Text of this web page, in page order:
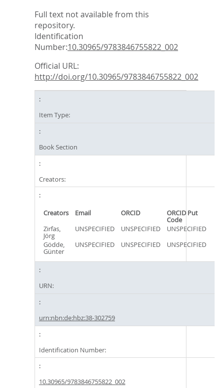
Full text not available from this
repository.
Identification
Number:10.30965/9783846755822_002
Official URL:
http://doi.org/10.30965/9783846755822_002
Item Type:
Book Section
Creators:
Creators Email ORCID ORCID Put
Code
Zirfas,
Jörg
UNSPECIFIED UNSPECIFIED
UNSPECIFIED
Gödde,
Günter
UNSPECIFIED UNSPECIFIED UNSPECIFIED
URN:
urn:nbn:de:hbz:38-302759
Identification Number:
10.30965/9783846755822_002